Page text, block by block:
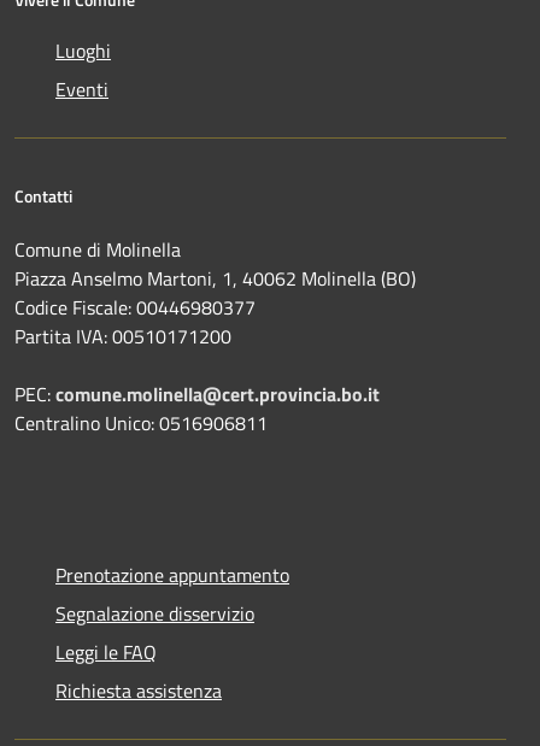
Luoghi
Eventi
Contatti
Comune di Molinella
Piazza Anselmo Martoni, 1, 40062 Molinella (BO)
Codice Fiscale: 00446980377
Partita IVA: 00510171200
PEC:comune.molinella@cert.provincia.bo.it
Centralino Unico: 0516906811
Prenotazione appuntamento
Segnalazione disservizio
Leggi le FAQ
Richiesta assistenza